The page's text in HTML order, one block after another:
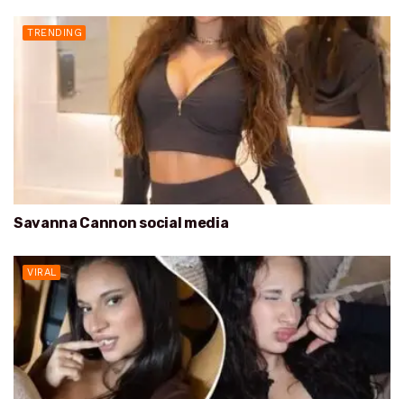
TRENDING
Savanna Cannon social media
VIRAL